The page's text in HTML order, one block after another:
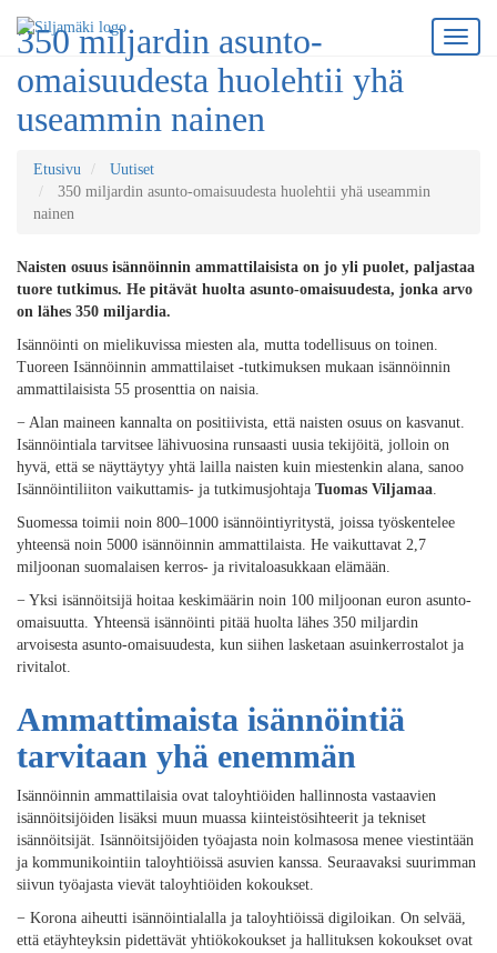
350 miljardin asunto-
omaisuudesta huolehtii yhä
useammin nainen
Etusivu
Uutiset
350 miljardin asunto-omaisuudesta huolehtii yhä useammin
nainen
Naisten osuus isännöinnin ammattilaisista on jo yli puolet, paljastaa
tuore tutkimus. He pitävät huolta asunto-omaisuudesta, jonka arvo
on lähes 350 miljardia.
Isännöinti on mielikuvissa miesten ala, mutta todellisuus on toinen.
Tuoreen Isännöinnin ammattilaiset -tutkimuksen mukaan isännöinnin
ammattilaisista 55 prosenttia on naisia.
− Alan maineen kannalta on positiivista, että naisten osuus on kasvanut.
Isännöintiala tarvitsee lähivuosina runsaasti uusia tekijöitä, jolloin on
hyvä, että se näyttäytyy yhtä lailla naisten kuin miestenkin alana, sanoo
Isännöintiliiton vaikuttamis- ja tutkimusjohtaja Tuomas Viljamaa.
Suomessa toimii noin 800–1000 isännöintiyritystä, joissa työskentelee
yhteensä noin 5000 isännöinnin ammattilaista. He vaikuttavat 2,7
miljoonan suomalaisen kerros- ja rivitaloasukkaan elämään.
− Yksi isännöitsijä hoitaa keskimäärin noin 100 miljoonan euron asunto-
omaisuutta. Yhteensä isännöinti pitää huolta lähes 350 miljardin
arvoisesta asunto-omaisuudesta, kun siihen lasketaan asuinkerrostalot ja
rivitalot.
Ammattimaista isännöintiä
tarvitaan yhä enemmän
Isännöinnin ammattilaisia ovat taloyhtiöiden hallinnosta vastaavien
isännöitsijöiden lisäksi muun muassa kiinteistösihteerit ja tekniset
isännöitsijät. Isännöitsijöiden työajasta noin kolmasosa menee viestintään
ja kommunikointiin taloyhtiöissä asuvien kanssa. Seuraavaksi suurimman
siivun työajasta vievät taloyhtiöiden kokoukset.
− Korona aiheutti isännöintialalla ja taloyhtiöissä digiloikan. On selvää,
että etäyhteyksin pidettävät yhtiökokoukset ja hallituksen kokoukset ovat